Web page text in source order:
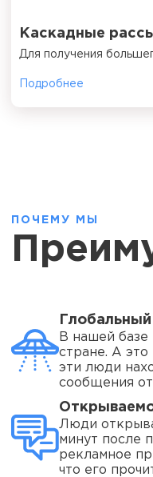
Каскадные
Для получения
Подробнее
ПОЧЕМУ МЫ
В нашей базе
стране. А
эти люди
сообщения от
Люди
минут после
рекламное
что его